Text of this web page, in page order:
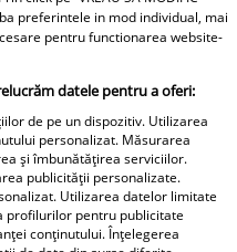
Ca la Bollywood! Cum s-
a îmbrăcat Prima
întâlnirea cu președinta
Indiei la București.
Niciodată nu a fost atât
de îndrăzneață!
Imaginile momentului
preferintele in mod individual, mai
pentru functionarea website-
datele pentru a oferi:
de pe un dispozitiv. Utilizarea
personalizat. Măsurarea
și îmbunătățirea serviciilor.
publicității personalizate.
Utilizarea datelor limitate
profilurilor pentru publicitate
conținutului. Înțelegerea